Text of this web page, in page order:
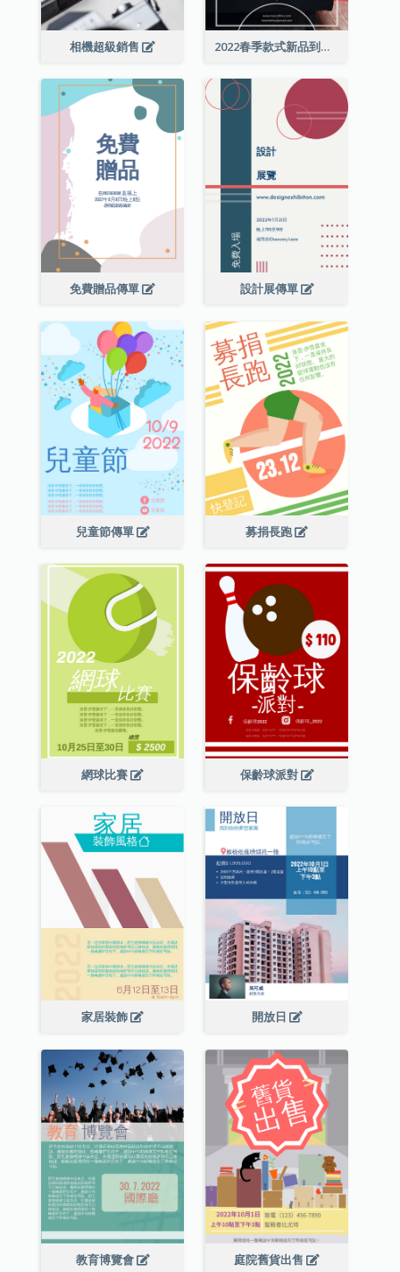
相機超級銷售 2022春季款式新品到店宣傳單張
免費贈品傳單 設計展傳單
兒童節傳單 募捐長跑
網球比賽 保齡球派對
家居裝飾 開放日
教育博覽會 庭院舊貨出售